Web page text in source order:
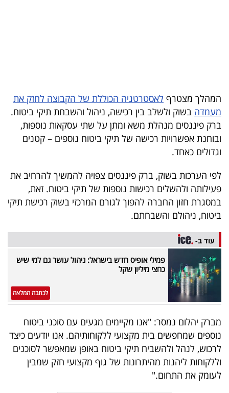
הכלכלי
פודקאסט
40
UNDER
40
שיתופי
פעולה
דרושים
ניוזלטרים
מייל
אדום
המהלך מצטרף לאסטרטגיה הכוללת של הקבוצה לחזק את
מעמדה בשוק ולשלב בין רכישה, ניהול והשבחת תיקי ביטוח.
ברק פיננסים מנהלת משא ומתן על שתי עסקאות נוספות,
ובוחנת אפשרויות רכישה של תיקי ביטוח נוספים – קטנים
וגדולים כאחד.
לפי הערכות בשוק, ברק פיננסים צפויה להמשיך להרחיב את
פעילותה ולהשלים רכישות נוספות של תיקי ביטוח. זאת,
במסגרת חזון החברה להפוך לגורם המרכזי בשוק רכישת תיקי
ביטוח, ניהולם והשבחתם.
עוד ב-
פמילי אופיס חדש בישראל: ניהול עושר גם למי שיש
כחצי מיליון שקל
לכתבה המלאה
מברק יהלום נמסר: "אנו מקיימים מגעים עם סוכני ביטוח
נוספים שמחפשים בית מקצועי ללקוחותיהם. אנו יודעים כיצד
לרכוש, לנהל ולהשביח תיקי ביטוח באופן שמאפשר לסוכנים
וללקוחות ליהנות מהיתרונות של גוף מקצועי חזק שמבין
לעומק את התחום."